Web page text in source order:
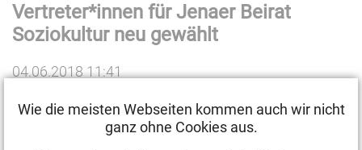
Vertreter*innen für Jenaer Beirat
Soziokultur neu gewählt
04.06.2018 11:41
Am 29. Mai wurden im Café Wagner turnusmäßig die
Wie die meisten Webseiten kommen auch wir nicht
ganz ohne Cookies aus.